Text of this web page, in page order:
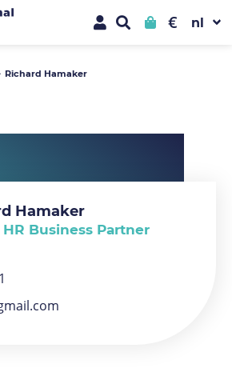
€
Richard Hamaker
Hamaker
Business Partner